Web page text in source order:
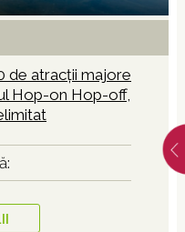
de atracții majore
Hop-on Hop-off,